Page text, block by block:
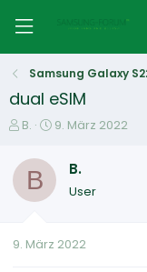
Samsung Galaxy
dual eSIM
E
s
e
e
B.
E
t
9. März 2022
B B.
User
9. März 2022